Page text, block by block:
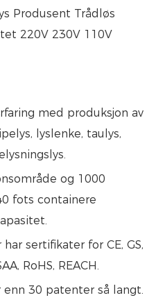
med produksjon av
lyslenke, taulys,
og 1000
fots containere
sertifikater for CE, GS,
RoHS, REACH.
30 patenter så langt.